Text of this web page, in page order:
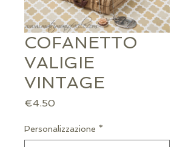
COFANETTO
VALIGIE
VINTAGE
€4.50
Personalizzazione *